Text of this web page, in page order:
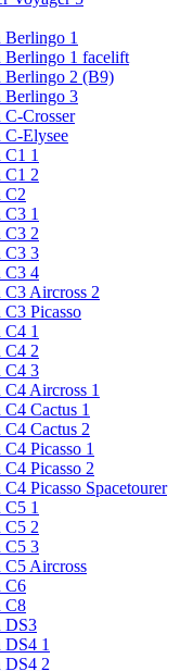
1
1 facelift
Berlingo 2 (B9)
Berlingo 3
Crosser
Elysee
1
C1 2
C2
1
C3 2
C3 3
C3 4
Aircross 2
Picasso
1
C4 2
C4 3
Aircross 1
Cactus 1
Cactus 2
Picasso 1
Picasso 2
Picasso Spacetourer
1
C5 2
C5 3
Aircross
C6
C8
DS3
1
DS4 2